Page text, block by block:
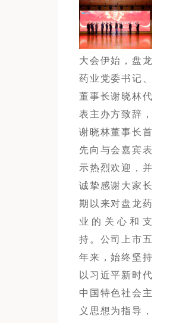
大会伊始，盘龙
药业党委书记、
董事长谢晓林代
表主办方致辞，
谢晓林董事长首
先向与会嘉宾表
示热烈欢迎，并
诚挚感谢大家长
期以来对盘龙药
业的关心和支
持。公司上市五
年来，始终坚持
以习近平新时代
中国特色社会主
义思想为指导，